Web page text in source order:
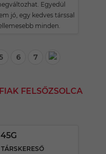
Egyedül
jó, egy kedves társsal
minden.
6 7
FELSŐZSOLCA